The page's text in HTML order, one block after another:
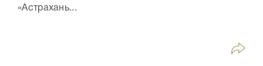
«Астрахань...